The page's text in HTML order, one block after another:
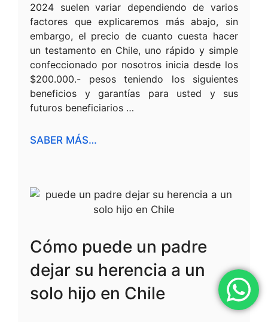
2024 suelen variar dependiendo de varios
factores que explicaremos más abajo, sin
embargo, el precio de cuanto cuesta hacer
un testamento en Chile, uno rápido y simple
confeccionado por nosotros inicia desde los
$200.000.- pesos teniendo los siguientes
beneficios y garantías para usted y sus
futuros beneficiarios …
SABER MÁS…
Cómo puede un padre
dejar su herencia a un
solo hijo en Chile